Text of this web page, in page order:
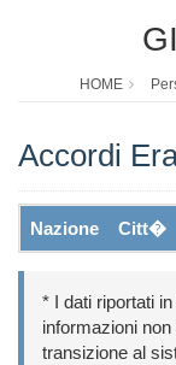
HOME
Accordi
Nazione Citt�
* I dati riportati
informazioni
transizione al